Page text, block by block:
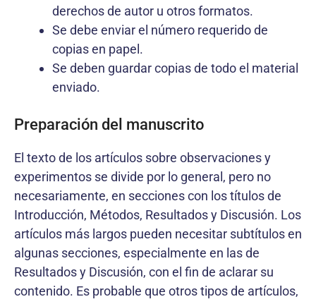
derechos de autor u otros formatos.
Se debe enviar el número requerido de
copias en papel.
Se deben guardar copias de todo el material
enviado.
Preparación del manuscrito
El texto de los artículos sobre observaciones y
experimentos se divide por lo general, pero no
necesariamente, en secciones con los títulos de
Introducción, Métodos, Resultados y Discusión. Los
artículos más largos pueden necesitar subtítulos en
algunas secciones, especialmente en las de
Resultados y Discusión, con el fin de aclarar su
contenido. Es probable que otros tipos de artículos,